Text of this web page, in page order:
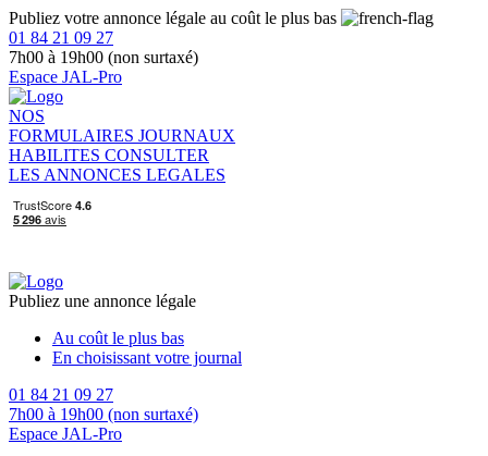
Publiez votre annonce légale au coût le plus bas
01 84 21 09 27
7h00 à 19h00 (non surtaxé)
Espace JAL-Pro
NOS
FORMULAIRES JOURNAUX
HABILITES CONSULTER
LES ANNONCES LEGALES
Publiez une annonce légale
Au coût le plus bas
En choisissant votre journal
01 84 21 09 27
7h00 à 19h00 (non surtaxé)
Espace JAL-Pro